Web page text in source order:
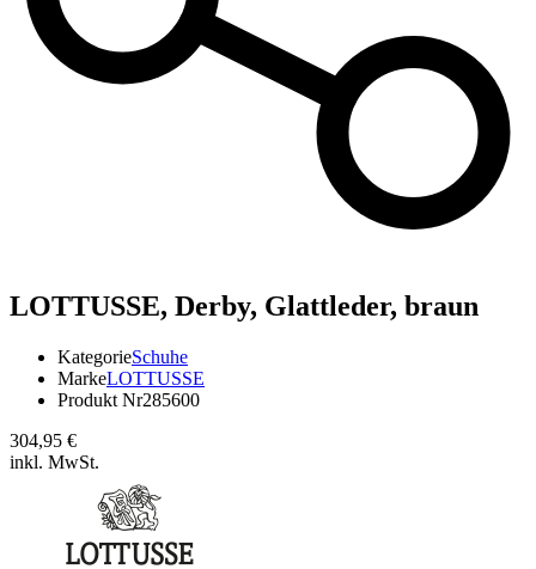
LOTTUSSE, Derby, Glattleder, braun
KategorieSchuhe
MarkeLOTTUSSE
Produkt Nr285600
304,95 €
inkl. MwSt.